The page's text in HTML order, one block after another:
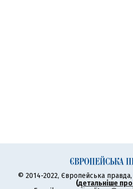
© 2014-2022, Європейська
(детальніше